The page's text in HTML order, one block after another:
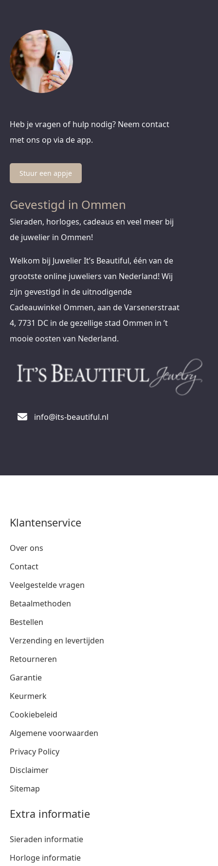
Heb je vragen of hulp nodig? Neem contact
met ons op via de app.
Stuur een appje
Gevestigd in Ommen
Sieraden, horloges, cadeaus en veel meer bij
de juwelier in Ommen!
Welkom bij Juwelier It’s Beautiful, één van de
grootste online juweliers van Nederland! Wij
zijn gevestigd in de uitnodigende
Cadeauwinkel Ommen, aan de Varsenerstraat
4, 7731 DC in de gezellige stad Ommen in ’t
mooie oosten van Nederland.
info@its-beautiful.nl
Klantenservice
Over ons
Contact
Veelgestelde vragen
Betaalmethoden
Bestellen
Verzending en levertijden
Retourneren
Garantie
Keurmerk
Cookiebeleid
Algemene voorwaarden
Privacy Policy
Disclaimer
Sitemap
Extra informatie
Sieraden informatie
Horloge informatie